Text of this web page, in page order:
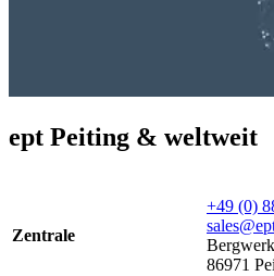
ept Peiting & weltweit
Zentrale
+49 (0)
86971